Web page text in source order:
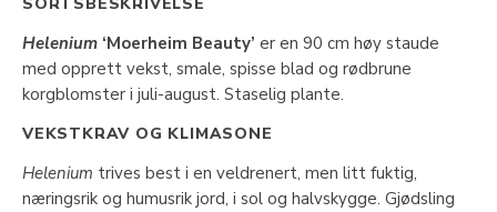
SORTSBESKRIVELSE
Helenium ‘Moerheim Beauty’ er en 90 cm høy staude
med opprett vekst, smale, spisse blad og rødbrune
korgblomster i juli-august. Staselig plante.
VEKSTKRAV OG KLIMASONE
Helenium trives best i en veldrenert, men litt fuktig,
næringsrik og humusrik jord, i sol og halvskygge. Gjødsling